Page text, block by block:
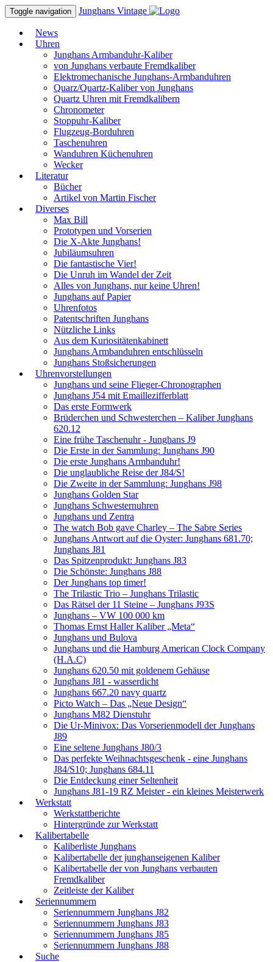
Toggle navigation Junghans Vintage
News
Uhren
Junghans Armbanduhr-Kaliber
von Junghans verbaute Fremdkaliber
Elektromechanische Junghans-Armbanduhren
Quarz/Quartz-Kaliber von Junghans
Quartz Uhren mit Fremdkalibern
Chronometer
Stoppuhr-Kaliber
Flugzeug-Borduhren
Taschenuhren
Wanduhren Küchenuhren
Wecker
Literatur
Bücher
Artikel von Martin Fischer
Diverses
Max Bill
Prototypen und Vorserien
Die X-Akte Junghans!
Jubiläumsuhren
Die fantastische Vier!
Die Unruh im Wandel der Zeit
Alles von Junghans, nur keine Uhren!
Junghans auf Papier
Uhrenfotos
Patentschriften Junghans
Nützliche Links
Aus dem Kuriositätenkabinett
Junghans Armbanduhren entschlüsseln
Junghans Stoßsicherungen
Uhrenvorstellungen
Junghans und seine Flieger-Chronographen
Junghans J54 mit Emaillezifferblatt
Das erste Formwerk
Brüderchen und Schwesterchen – Kaliber Junghans
620.12
Eine frühe Taschenuhr - Junghans J9
Die Erste in der Sammlung: Junghans J90
Die erste Junghans Armbanduhr!
Die unglaubliche Reise der J84/S!
Die Zweite in der Sammlung: Junghans J98
Junghans Golden Star
Junghans Schwesternuhren
Junghans und Zentra
The watch Bob gave Charley – The Sabre Series
Junghans Antwort auf die Oyster: Junghans 681.70;
Junghans J81
Das Spitzenprodukt: Junghans J83
Die Schönste: Junghans J88
Der Junghans top timer!
The Trilastic Trio – Junghans Trilastic
Das Rätsel der 11 Steine – Junghans J93S
Junghans – VW 100 000 km
Thomas Ernst Haller Kaliber „Meta“
Junghans und Bulova
Junghans und die Hamburg American Clock Company
(H.A.C)
Junghans 620.50 mit goldenem Gehäuse
Junghans J81 - wasserdicht
Junghans 667.20 navy quartz
Picto Watch – Das „Neue Design“
Junghans M82 Dienstuhr
Die Ur-Minivox: Das Vorserienmodell der Junghans
J89
Eine seltene Junghans J80/3
Das perfekte Weihnachtsgeschenk - eine Junghans
J84/S10; Junghans 684.11
Die Entdeckung einer Seltenheit
Junghans J81-19 RZ Meister - ein kleines Meisterwerk
Werkstatt
Werkstattberichte
Hintergründe zur Werkstatt
Kalibertabelle
Kaliberliste Junghans
Kalibertabelle der junghanseigenen Kaliber
Kalibertabelle der von Junghans verbauten
Fremdkaliber
Zeitleiste der Kaliber
Seriennummern
Seriennummern Junghans J82
Seriennummern Junghans J83
Seriennummern Junghans J85
Seriennummern Junghans J88
Suche